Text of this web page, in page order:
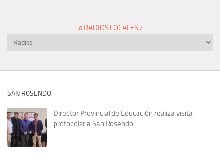
♫ RADIOS LOCALES ♪
SAN ROSENDO:
Director Provincial de Educación realiza visita
protocolar a San Rosendo